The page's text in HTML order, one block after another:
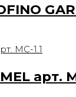
арт.